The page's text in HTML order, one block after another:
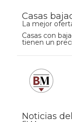
Casas
La mejor
Casas con
tienen un
Noticias